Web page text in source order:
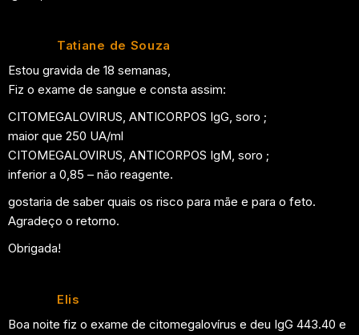
Tatiane de Souza
Estou gravida de 18 semanas,
Fiz o exame de sangue e consta assim:
CITOMEGALOVIRUS, ANTICORPOS IgG, soro ;
maior que 250 UA/ml
CITOMEGALOVIRUS, ANTICORPOS IgM, soro ;
inferior a 0,85 – não reagente.
gostaria de saber quais os risco para mãe e para o feto.
Agradeço o retorno.
Obrigada!
Elis
Boa noite fiz o exame de citomegalovírus e deu IgG 443.40 e